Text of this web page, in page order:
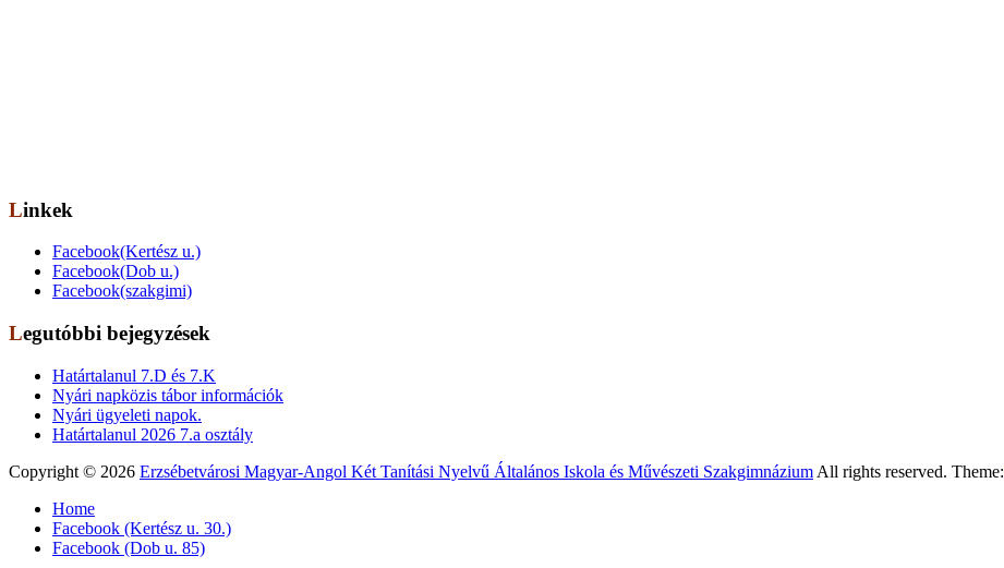
Linkek
Facebook(Kertész u.)
Facebook(Dob u.)
Facebook(szakgimi)
Legutóbbi bejegyzések
Határtalanul 7.D és 7.K
Nyári napközis tábor információk
Nyári ügyeleti napok.
Határtalanul 2026 7.a osztály
Copyright © 2026 Erzsébetvárosi Magyar-Angol Két Tanítási Nyelvű Általános Iskola és Művészeti Szakgimnázium All rights reserved. Theme:
Home
Facebook (Kertész u. 30.)
Facebook (Dob u. 85)